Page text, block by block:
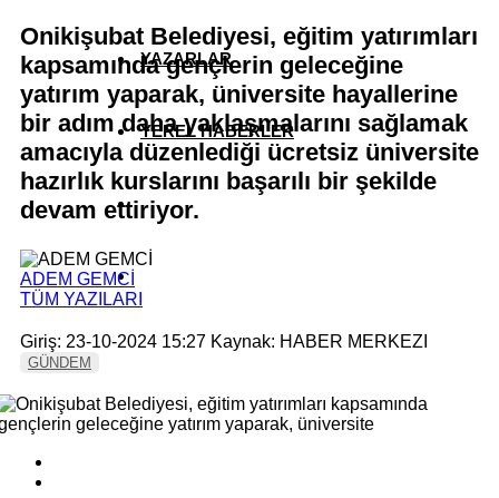
YAZARLAR
YEREL HABERLER
Onikişubat Belediyesi, eğitim yatırımları
kapsamında gençlerin geleceğine
yatırım yaparak, üniversite hayallerine
bir adım daha yaklaşmalarını sağlamak
amacıyla düzenlediği ücretsiz üniversite
hazırlık kurslarını başarılı bir şekilde
devam ettiriyor.
ADEM GEMCİ
TÜM YAZILARI
Giriş: 23-10-2024 15:27 Kaynak: HABER MERKEZI
GÜNDEM